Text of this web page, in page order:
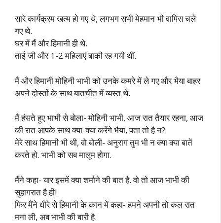
सारे कार्यक्रम खत्म हो गए थे, लगभग सभी मेहमान भी वापिस चले
गए थे.
घर में मैं और हिमानी ही थे.
ताई जी और 1-2 महिलाएं बाकी रह गयी थीं.
मैं और हिमानी मोहिनी भाभी को उनके कमरे में ले गए और भैया बाहर
अपने दोस्तों के साथ बातचीत में व्यस्त थे.
मैं हंसते हुए भाभी से बोला- मोहिनी भाभी, आज रात तैयार रहना, आज
की रात आपके साथ क्या-क्या करेंगे भैया, पता तो है न?
मेरे साथ हिमानी भी थी, वो बोली- अनुराग तुम भी न क्या क्या बातें
करते हो. भाभी को सब मालूम होगा.
मैंने कहा- यार इसमें क्या शर्माने की बात है. वो तो आज भाभी की
सुहागरात है ही!
फिर मैंने धीरे से हिमानी के कान में कहा- हमने अपनी तो कल रात
मना ली, अब भाभी की बारी है.